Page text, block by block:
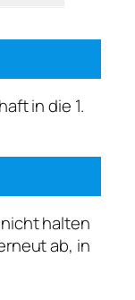
in die 1.
halten
ab, in